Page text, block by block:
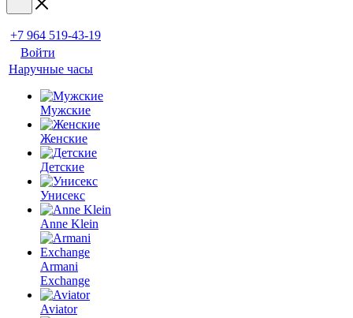
+7 964 519-43-19
Войти
Наручные часы
Мужские
Женские
Детские
Унисекс
Anne Klein
Armani
Exchange
Aviator